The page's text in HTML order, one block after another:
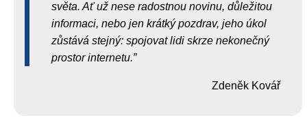
světa. Ať už nese radostnou novinu, důležitou
informaci, nebo jen krátký pozdrav, jeho úkol
zůstává stejný: spojovat lidi skrze nekonečný
prostor internetu.
Zdeněk Kovář